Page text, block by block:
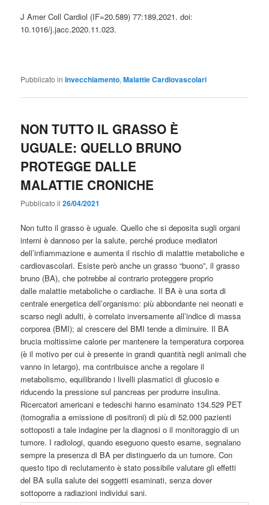
J Amer Coll Cardiol (IF=20.589) 77:189,2021. doi:
10.1016/j.jacc.2020.11.023.
Pubblicato in Invecchiamento,Malattie Cardiovascolari
NON TUTTO IL GRASSO È
UGUALE: QUELLO BRUNO
PROTEGGE DALLE
MALATTIE CRONICHE
Pubblicato il26/04/2021
Non tutto il grasso è uguale. Quello che si deposita sugli organi
interni è dannoso per la salute, perché produce mediatori
dell’infiammazione e aumenta il rischio di malattie metaboliche e
cardiovascolari. Esiste però anche un grasso “buono”, il grasso
bruno (BA), che potrebbe al contrario proteggere proprio
dalle malattie metaboliche o cardiache. Il BA è una sorta di
centrale energetica dell’organismo: più abbondante nei neonati e
scarso negli adulti, è correlato inversamente all’indice di massa
corporea (BMI); al crescere del BMI tende a diminuire. Il BA
brucia moltissime calorie per mantenere la temperatura corporea
(è il motivo per cui è presente in grandi quantità negli animali che
vanno in letargo), ma contribuisce anche a regolare il
metabolismo, equilibrando i livelli plasmatici di glucosio e
riducendo la pressione sul pancreas per produrre insulina.
Ricercatori americani e tedeschi hanno esaminato 134.529 PET
(tomografia a emissione di positroni) di più di 52.000 pazienti
sottoposti a tale indagine per la diagnosi o il monitoraggio di un
tumore. I radiologi, quando eseguono questo esame, segnalano
sempre la presenza di BA per distinguerlo da un tumore. Con
questo tipo di reclutamento è stato possibile valutare gli effetti
del BA sulla salute dei soggetti esaminati, senza dover
sottoporre a radiazioni individui sani.